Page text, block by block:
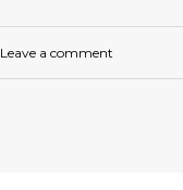
Leave a comment